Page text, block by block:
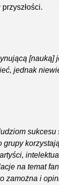
[nauką]
jednak
sukcesu
grupy
na temat
zamożna i